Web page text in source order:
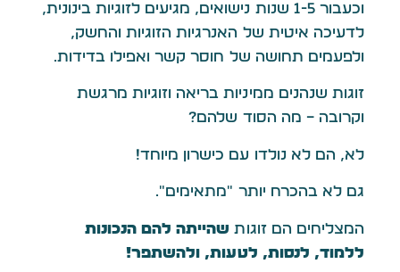
וכעבור 1-5 שנות נישואים, מגיעים לזוגיות בינונית,
לדעיכה איטית של האנרגיות הזוגיות והחשק,
ולפעמים תחושה של חוסר קשר ואפילו בדידות.
זוגות שנהנים ממיניות בריאה וזוגיות מרגשת
וקרובה – מה הסוד שלהם?
לא, הם לא נולדו עם כישרון מיוחד!
גם לא בהכרח יותר ״מתאימים״.
המצליחים הם זוגות שהייתה להם הנכונות
ללמוד, לנסות, לטעות, ולהשתפר!